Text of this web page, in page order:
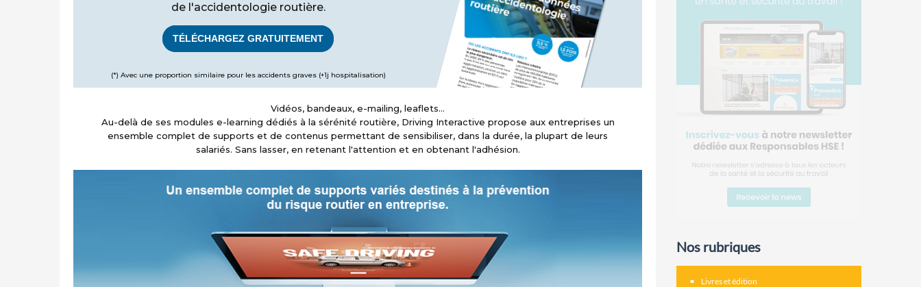
de l'accidentologie routière.
TÉLÉCHARGEZ GRATUITEMENT
(*) Avec une proportion similaire pour les accidents graves (+1j hospitalisation)
Vidéos, bandeaux, e-mailing, leaflets...
Au-delà de ses modules e-learning dédiés à la sérénité routière, Driving Interactive propose aux entreprises un
ensemble complet de supports et de contenus permettant de sensibiliser, dans la durée, la plupart de leurs
salariés. Sans lasser, en retenant l'attention et en obtenant l'adhésion.
Nos rubriques
Livres et édition